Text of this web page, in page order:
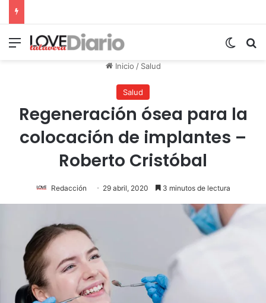
Menú
Inicio / Salud
Salud
Regeneración ósea para la
colocación de implantes –
Roberto Cristóbal
Redacción 29 abril, 2020 3 minutos de lectura